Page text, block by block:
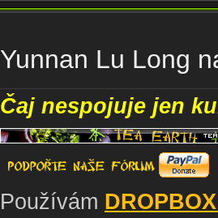
Yunnan Lu Long
Čaj nespojuje jen
Používám